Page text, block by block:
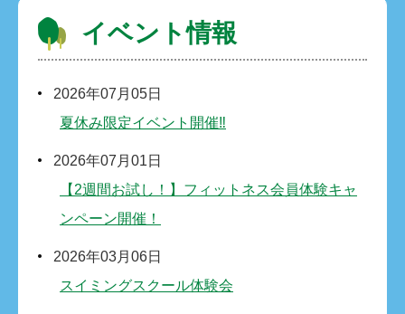
イベント情報
2026年07月05日
夏休み限定イベント開催‼
2026年07月01日
【2週間お試し！】フィットネス会員体験キャ
ンペーン開催！
2026年03月06日
スイミングスクール体験会